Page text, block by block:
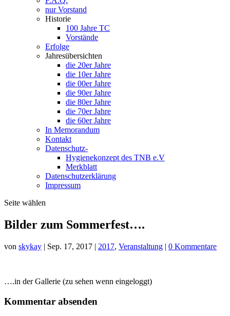
nur Vorstand
Historie
100 Jahre TC
Vorstände
Erfolge
Jahresübersichten
die 20er Jahre
die 10er Jahre
die 00er Jahre
die 90er Jahre
die 80er Jahre
die 70er Jahre
die 60er Jahre
In Memorandum
Kontakt
Datenschutz-
Hygienekonzept des TNB e.V
Merkblatt
Datenschutzerklärung
Impressum
Seite wählen
Bilder zum Sommerfest….
von skykay | Sep. 17, 2017 | 2017, Veranstaltung | 0 Kommentare
….in der Gallerie (zu sehen wenn eingeloggt)
Kommentar absenden